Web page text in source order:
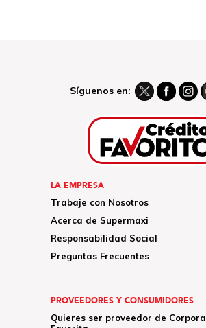
Síguenos en:
LA EMPRESA
Trabaje con Nosotros
Acerca de Supermaxi
Responsabilidad Social
Preguntas Frecuentes
PROVEEDORES Y CONSUMIDORES
Quieres ser proveedor de